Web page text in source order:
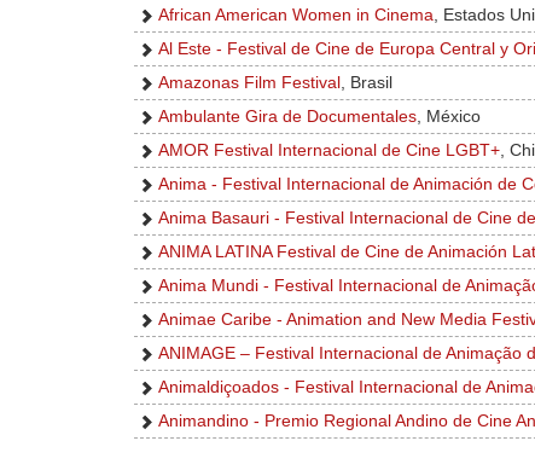
African American Women in Cinema , Estados
Al Este - Festival de Cine de Europa Central y
Amazonas Film Festival
, Brasil
Ambulante Gira de Documentales , México
AMOR Festival Internacional de Cine LGBT+ ,
Anima - Festival Internacional de Animación de
Anima Basauri - Festival Internacional de Cine
ANIMA LATINA Festival de Cine de Animación
Anima Mundi - Festival Internacional de
Animae Caribe - Animation and New Media
ANIMAGE – Festival Internacional de Animação
Animaldiçoados - Festival Internacional de
Animandino - Premio Regional Andino de Cine